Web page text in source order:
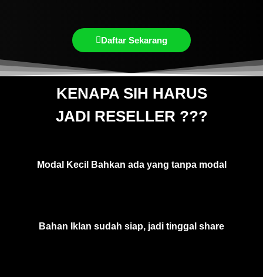
Daftar Sekarang
KENAPA SIH HARUS
JADI RESELLER ???
Modal Kecil Bahkan ada yang tanpa modal
Bahan Iklan sudah siap, jadi tinggal share